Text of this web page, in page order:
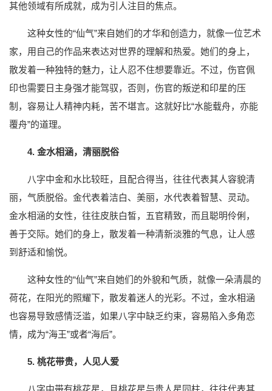
其他领域有所成就，成为引人注目的焦点。
这种女性的“仙气”来自她们的才华和创造力，就像一位艺术
家，用自己的作品来表达对世界的理解和热爱。她们的身上，
散发着一种独特的魅力，让人忍不住想要靠近。不过，伤官佩
印也需要日主身强才能驾驭，否则，伤官的叛逆和印星的压
制，容易让人精神内耗，苦不堪言。这就好比“水能载舟，亦能
覆舟”的道理。
4. 金水相涵，清丽脱俗
八字中金和水比较旺，且配合得当，往往代表其人容貌清
丽，气质脱俗。金代表着洁白、美丽，水代表着智慧、灵动。
金水相涵的女性，往往皮肤白皙，五官精致，而且聪明伶俐，
善于交际。她们的身上，散发着一种清新淡雅的气息，让人感
到舒适和愉悦。
这种女性的“仙气”来自她们的外貌和气质，就像一朵清晨的
荷花，在阳光的照耀下，散发着迷人的光彩。不过，金水相涵
也容易导致感情泛滥，如果八字中缺乏约束，容易陷入多角恋
情，成为“海王”或者“海后”。
5. 桃花带贵，人见人爱